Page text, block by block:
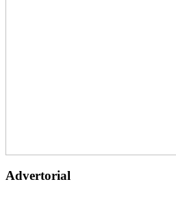
Advertorial